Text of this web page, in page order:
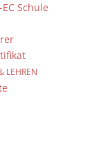
Schule
LEHREN